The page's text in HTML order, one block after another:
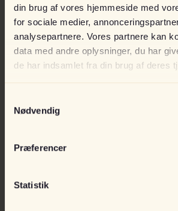
din brug af vores hjemmeside med
for sociale medier,
analysepartnere. Vores partnere kan
data med andre oplysninger, du har
de har indsamlet fra din brug af deres
Nødvendig
Præferencer
Statistik
Mercury 40 hk ELPT
DKK 44.990